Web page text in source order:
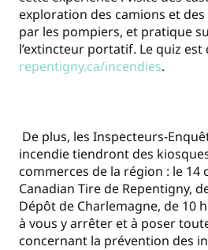
exploration des camions et
par les pompiers, et pratique
l’extincteur portatif. Le quiz
repentigny.ca/incendies.
De plus, les Inspecteurs-
incendie tiendront des
commerces de la région : le 14
Canadian Tire de Repentigny,
Dépôt de Charlemagne, de 10
à vous y arrêter et à poser
concernant la prévention des